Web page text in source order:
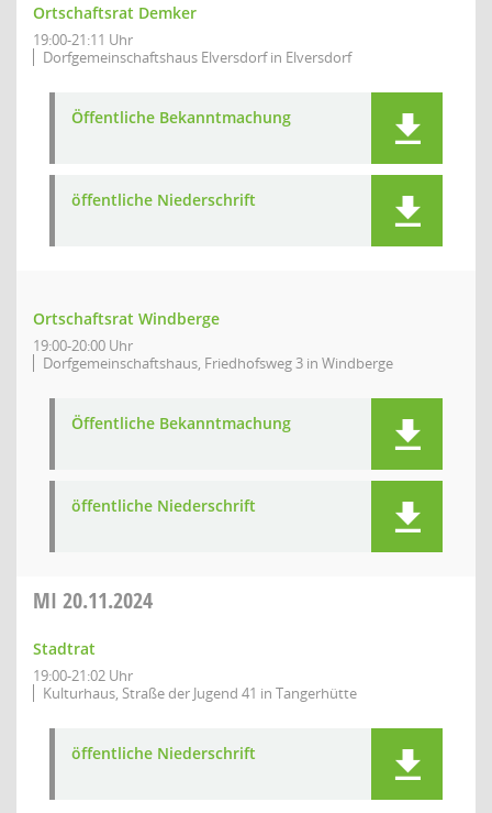
Ortschaftsrat Demker
19:00-21:11 Uhr
Dorfgemeinschaftshaus Elversdorf in Elversdorf
Öffentliche Bekanntmachung
öffentliche Niederschrift
Ortschaftsrat Windberge
19:00-20:00 Uhr
Dorfgemeinschaftshaus, Friedhofsweg 3 in Windberge
Öffentliche Bekanntmachung
öffentliche Niederschrift
MI 20.11.2024
Stadtrat
19:00-21:02 Uhr
Kulturhaus, Straße der Jugend 41 in Tangerhütte
öffentliche Niederschrift